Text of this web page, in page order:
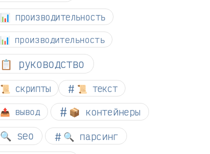
📊 производительность
📊 производительность
📋 руководство
📜 скрипты 📜 текст
📤 вывод 📦 контейнеры
🔍 seo 🔍 парсинг